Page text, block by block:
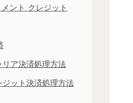
ント クレジット
リア決済処理方法
ジット決済処理方法